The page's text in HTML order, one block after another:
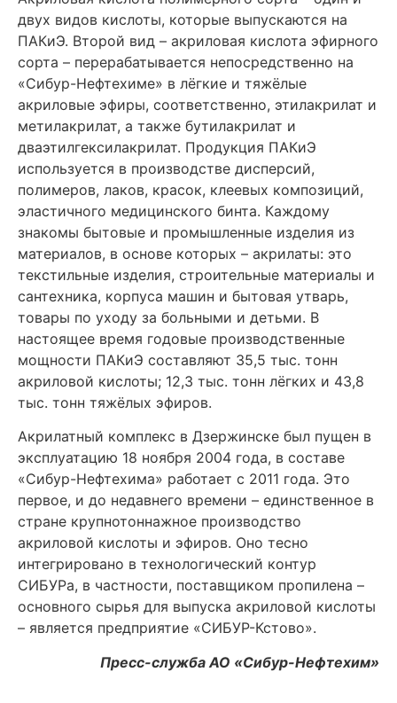
двух видов кислоты, которые выпускаются на
ПАКиЭ. Второй вид – акриловая кислота эфирного
сорта – перерабатывается непосредственно на
«Сибур-Нефтехиме» в лёгкие и тяжёлые
акриловые эфиры, соответственно, этилакрилат и
метилакрилат, а также бутилакрилат и
дваэтилгексилакрилат. Продукция ПАКиЭ
используется в производстве дисперсий,
полимеров, лаков, красок, клеевых композиций,
эластичного медицинского бинта. Каждому
знакомы бытовые и промышленные изделия из
материалов, в основе которых – акрилаты: это
текстильные изделия, строительные материалы и
сантехника, корпуса машин и бытовая утварь,
товары по уходу за больными и детьми. В
настоящее время годовые производственные
мощности ПАКиЭ составляют 35,5 тыс. тонн
акриловой кислоты; 12,3 тыс. тонн лёгких и 43,8
тыс. тонн тяжёлых эфиров.
Акрилатный комплекс в Дзержинске был пущен в
эксплуатацию 18 ноября 2004 года, в составе
«Сибур-Нефтехима» работает с 2011 года. Это
первое, и до недавнего времени – единственное в
стране крупнотоннажное производство
акриловой кислоты и эфиров. Оно тесно
интегрировано в технологический контур
СИБУРа, в частности, поставщиком пропилена –
основного сырья для выпуска акриловой кислоты
– является предприятие «СИБУР-Кстово».
Пресс-служба АО «Сибур-Нефтехим»